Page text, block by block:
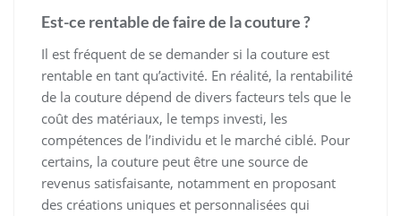
Est-ce rentable de faire de la couture ?
Il est fréquent de se demander si la couture est
rentable en tant qu’activité. En réalité, la rentabilité
de la couture dépend de divers facteurs tels que le
coût des matériaux, le temps investi, les
compétences de l’individu et le marché ciblé. Pour
certains, la couture peut être une source de
revenus satisfaisante, notamment en proposant
des créations uniques et personnalisées qui